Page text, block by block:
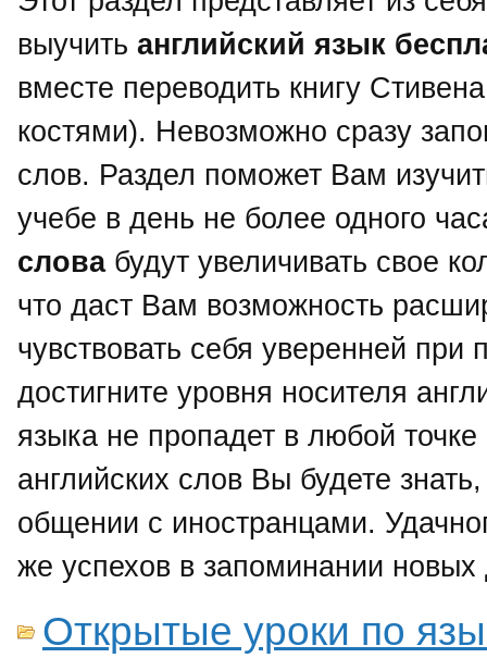
выучить английский язык
вместе переводить книгу
костями). Невозможно сразу
слов. Раздел поможет Вам
учебе в день не более одного
словабудут увеличивать свое
что даст Вам возможность
чувствовать себя уверенней
достигните уровня носителя
языка не пропадет в любой
английских слов Вы будете
общении с иностранцами.
же успехов в запоминании
Открытые уроки по